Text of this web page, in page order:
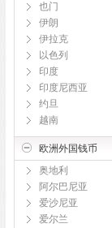
也门
伊朗
伊拉克
以色列
印度
印度尼西亚
约旦
越南
欧洲外国钱币
奥地利
阿尔巴尼亚
爱沙尼亚
爱尔兰